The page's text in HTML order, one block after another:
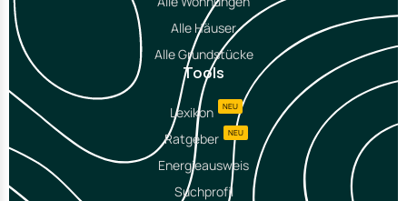
Alle Häuser
Alle Grundstücke
Tools
Lexikon NEU
Ratgeber NEU
Energieausweis
Suchprofil